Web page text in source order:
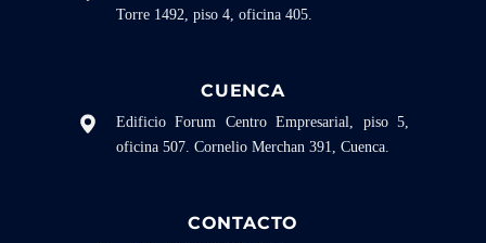
Torre 1492, piso 4, oficina 405.
CUENCA
Edificio Forum Centro Empresarial, piso 5,
oficina 507. Cornelio Merchan 391, Cuenca.
CONTACTO